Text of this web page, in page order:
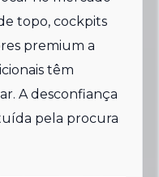
topo, cockpits
premium a
têm
A desconfiança
pela procura